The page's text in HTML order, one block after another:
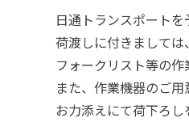
日通トランスポートを
荷渡しに付きましては
フォークリスト等の
また、作業機器のご用
お力添えにて荷下ろ